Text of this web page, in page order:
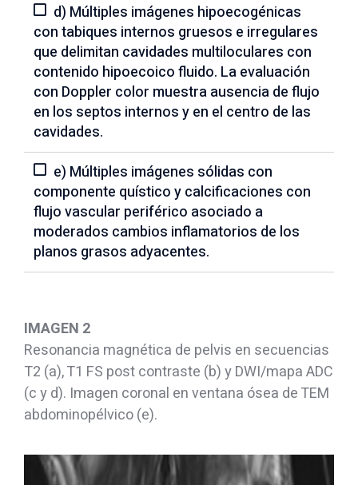
d) Múltiples imágenes hipoecogénicas
con tabiques internos gruesos e irregulares
que delimitan cavidades multiloculares con
contenido hipoecoico fluido. La evaluación
con Doppler color muestra ausencia de flujo
en los septos internos y en el centro de las
cavidades.
e) Múltiples imágenes sólidas con
componente quístico y calcificaciones con
flujo vascular periférico asociado a
moderados cambios inflamatorios de los
planos grasos adyacentes.
IMAGEN 2
Resonancia magnética de pelvis en secuencias
T2 (a), T1 FS post contraste (b) y DWI/mapa ADC
(c y d). Imagen coronal en ventana ósea de TEM
abdominopélvico (e).